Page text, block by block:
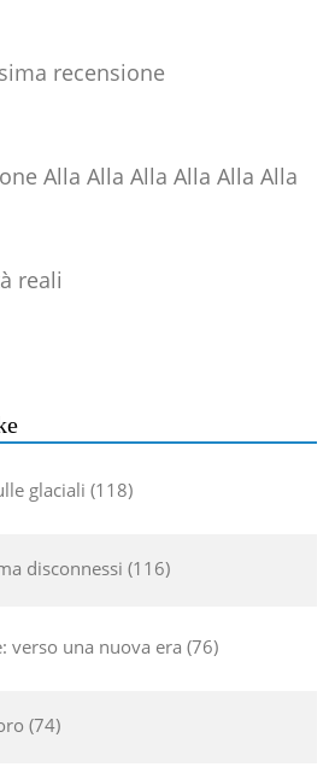
recensione
Alla Alla Alla Alla Alla Alla
reali
glaciali 118
disconnessi 116
verso una nuova era 76
74